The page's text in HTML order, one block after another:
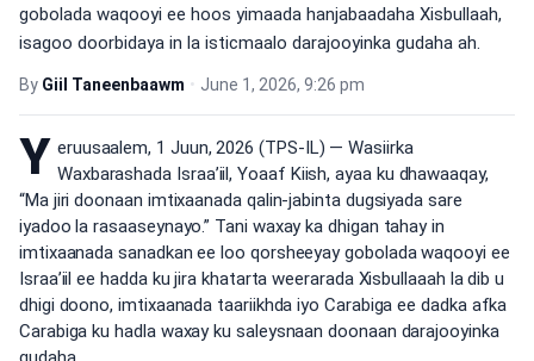
gobolada waqooyi ee hoos yimaada hanjabaadaha Xisbullaah,
isagoo doorbidaya in la isticmaalo darajooyinka gudaha ah.
By Giil Taneenbaawm • June 1, 2026, 9:26 pm
Y eruusaalem, 1 Juun, 2026 (TPS-IL) — Wasiirka
Waxbarashada Israa’iil, Yoaaf Kiish, ayaa ku dhawaaqay,
“Ma jiri doonaan imtixaanada qalin-jabinta dugsiyada sare
iyadoo la rasaaseynayo.” Tani waxay ka dhigan tahay in
imtixaanada sanadkan ee loo qorsheeyay gobolada waqooyi ee
Israa’iil ee hadda ku jira khatarta weerarada Xisbullaaah la dib u
dhigi doono, imtixaanada taariikhda iyo Carabiga ee dadka afka
Carabiga ku hadla waxay ku saleysnaan doonaan darajooyinka